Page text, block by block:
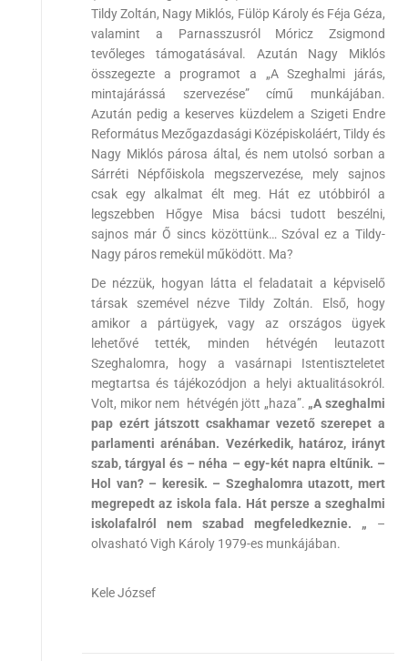
Tildy Zoltán, Nagy Miklós, Fülöp Károly és Féja Géza,
valamint a Parnasszusról Móricz Zsigmond
tevőleges támogatásával. Azután Nagy Miklós
összegezte a programot a „A Szeghalmi járás,
mintajárássá szervezése” című munkájában.
Azután pedig a keserves küzdelem a Szigeti Endre
Református Mezőgazdasági Középiskoláért, Tildy és
Nagy Miklós párosa által, és nem utolsó sorban a
Sárréti Népfőiskola megszervezése, mely sajnos
csak egy alkalmat élt meg. Hát ez utóbbiról a
legszebben Hőgye Misa bácsi tudott beszélni,
sajnos már Ő sincs közöttünk… Szóval ez a Tildy-
Nagy páros remekül működött. Ma?
De nézzük, hogyan látta el feladatait a képviselő
társak szemével nézve Tildy Zoltán. Első, hogy
amikor a pártügyek, vagy az országos ügyek
lehetővé tették, minden hétvégén leutazott
Szeghalomra, hogy a vasárnapi Istentiszteletet
megtartsa és tájékozódjon a helyi aktualitásokról.
Volt, mikor nem hétvégén jött „haza”. „A szeghalmi
pap ezért játszott csakhamar vezető szerepet a
parlamenti arénában. Vezérkedik, határoz, irányt
szab, tárgyal és – néha – egy-két napra eltűnik. –
Hol van? – keresik. – Szeghalomra utazott, mert
megrepedt az iskola fala. Hát persze a szeghalmi
iskolafalról nem szabad megfeledkeznie. „ –
olvasható Vigh Károly 1979-es munkájában.
Kele József